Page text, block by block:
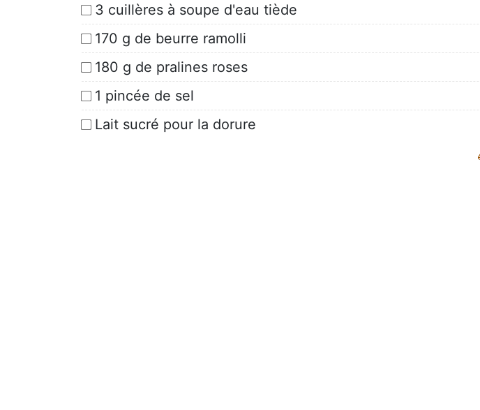
3 cuillères à soupe d'eau tiède
170 g de beurre ramolli
180 g de pralines roses
1 pincée de sel
Lait sucré pour la dorure